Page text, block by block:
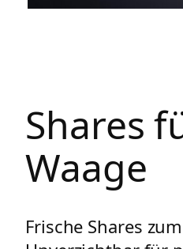
Shares
Waage
Frische Shares